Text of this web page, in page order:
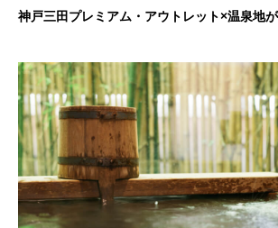
神戸三田プレミアム・アウトレット×温泉地